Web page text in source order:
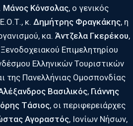
Μάνος Κόνσολας, ο γενικός
κ. Δημήτρης Φραγκάκης, η
κα. Άντζελα Γκερέκου,
Επιμελητηρίου
Ελληνικών Τουριστικών
της Πανελλήνιας Ομοσπονδίας
Βασιλικός, Γιάννης
Τάσιος, οι περιφερειάρχες
Αγοραστός, Ιονίων Νήσων,